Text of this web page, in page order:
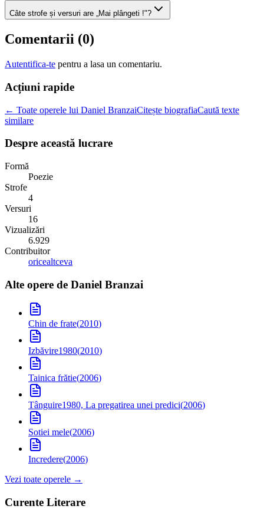
Câte strofe și versuri are „Mai plângeti !"?
Comentarii (0)
Autentifica-te pentru a lasa un comentariu.
Acțiuni rapide
← Toate operele lui Daniel BranzaiCitește biografiaCaută texte
similare
Despre această lucrare
Formă
Poezie
Strofe
4
Versuri
16
Vizualizări
6.929
Contribuitor
oricealtceva
Alte opere de Daniel Branzai
Chin de frate(2010)
Izbăvire1980(2010)
Tainica frătie(2006)
Tânguire1980, La pregatirea unei predici(2006)
Sotiei mele(2006)
Incredere(2006)
Vezi toate operele →
Curente Literare